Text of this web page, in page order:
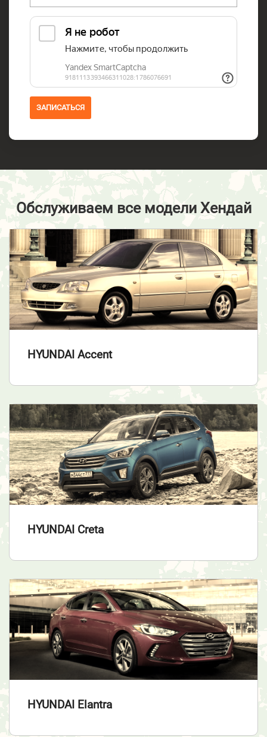
ЗАПИСАТЬСЯ
Обслуживаем все модели Хендай
HYUNDAI Accent
HYUNDAI Creta
HYUNDAI Elantra